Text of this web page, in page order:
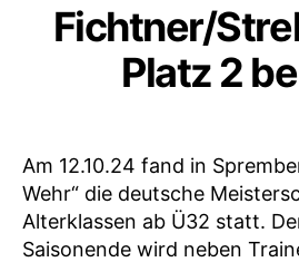
Fichtner/
Platz 2
Am 12.10.24 fand in
Wehr“ die deutsche
Alterklassen ab Ü32 statt.
Saisonende wird neben